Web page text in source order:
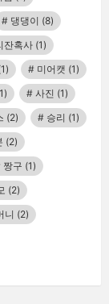
댕댕이 (8)
잔혹사 (1)
미어캣 (1)
사진 (1)
(2) 승리 (1)
(2)
짱구 (1)
(2)
니 (2)